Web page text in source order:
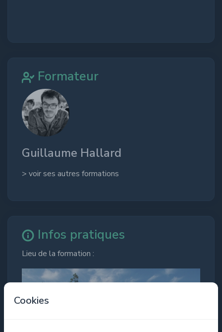
Cookies
Formateur
Guillaume Hallard
> voir ses autres formations
Infos pratiques
Lieu de la formation :